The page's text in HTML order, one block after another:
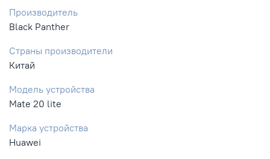
Производитель
Black Panther
Страны производители
Китай
Модель устройства
Mate 20 lite
Марка устройства
Huawei